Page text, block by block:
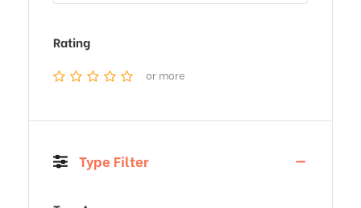
Rating
or more
Type Filter